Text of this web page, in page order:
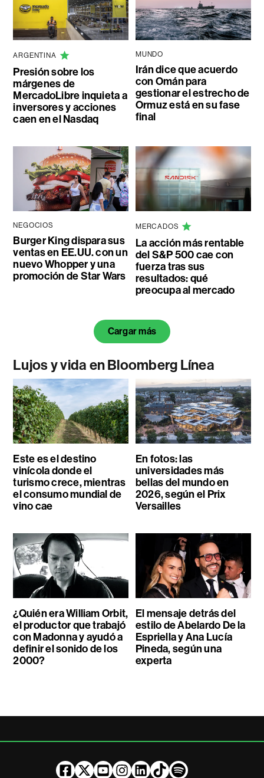
ARGENTINA
Presión sobre los
márgenes de
MercadoLibre inquieta a
inversores y acciones
caen en el Nasdaq
MUNDO
Irán dice que acuerdo
con Omán para
gestionar el estrecho de
Ormuz está en su fase
final
NEGOCIOS
Burger King dispara sus
ventas en EE.UU. con un
nuevo Whopper y una
promoción de Star Wars
MERCADOS
La acción más rentable
del S&P 500 cae con
fuerza tras sus
resultados: qué
preocupa al mercado
Cargar más
Lujos y vida en Bloomberg Línea
Este es el destino
vinícola donde el
turismo crece, mientras
el consumo mundial de
vino cae
En fotos: las
universidades más
bellas del mundo en
2026, según el Prix
Versailles
¿Quién era William Orbit,
el productor que trabajó
con Madonna y ayudó a
definir el sonido de los
2000?
El mensaje detrás del
estilo de Abelardo De la
Espriella y Ana Lucía
Pineda, según una
experta